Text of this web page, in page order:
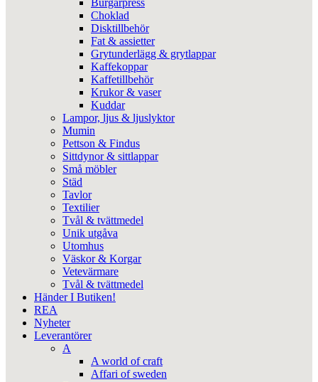
Burgarpress
Choklad
Disktillbehör
Fat & assietter
Grytunderlägg & grytlappar
Kaffekoppar
Kaffetillbehör
Krukor & vaser
Kuddar
Lampor, ljus & ljuslyktor
Mumin
Pettson & Findus
Sittdynor & sittlappar
Små möbler
Städ
Tavlor
Textilier
Tvål & tvättmedel
Unik utgåva
Utomhus
Väskor & Korgar
Vetevärmare
Tvål & tvättmedel
Händer I Butiken!
REA
Nyheter
Leverantörer
A
A world of craft
Affari of sweden